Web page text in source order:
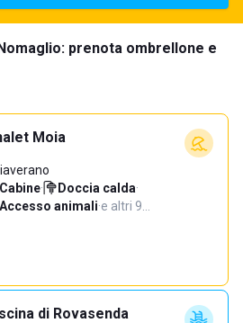
prenota ombrellone e
Moia
Cabine· Doccia calda·
Accesso animali·e altri 9…
di Rovasenda